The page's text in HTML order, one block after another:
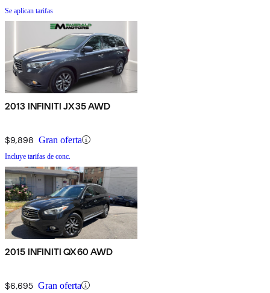
Se aplican tarifas
2013 INFINITI JX35 AWD
$9,898 Gran oferta
Incluye tarifas de conc.
2015 INFINITI QX60 AWD
$6,695 Gran oferta